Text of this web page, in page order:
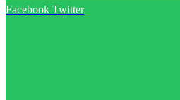
Facebook Twitter